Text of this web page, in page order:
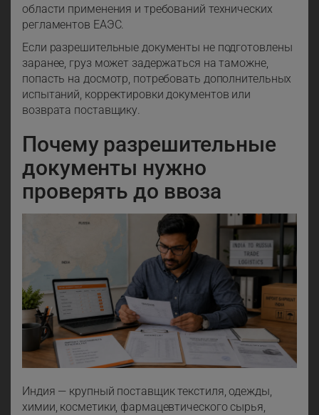
области применения и требований технических
регламентов ЕАЭС.
Если разрешительные документы не подготовлены
заранее, груз может задержаться на таможне,
попасть на досмотр, потребовать дополнительных
испытаний, корректировки документов или
возврата поставщику.
Почему разрешительные
документы нужно
проверять до ввоза
Индия — крупный поставщик текстиля, одежды,
химии, косметики, фармацевтического сырья,